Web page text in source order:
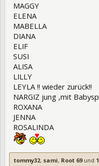
MAGGY
ELENA
MABELLA
DIANA
ELIF
SUSI
ALISA
LILLY
LEYLA !! wieder zurück!!
NARGIZ jung ,mit
ROXANA
JENNA
ROSALINDA
tommy32, sami, Root 69und